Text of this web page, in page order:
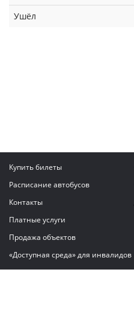
Ушёл
Купить билеты
Расписание автобусов
Контакты
Платные услуги
Продажа объектов
«Доступная среда» для инвалидов